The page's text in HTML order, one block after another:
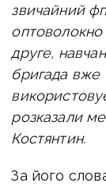
звичайний
оптоволокно
друге,
бригада вже
розказали
Костянтин.
За його